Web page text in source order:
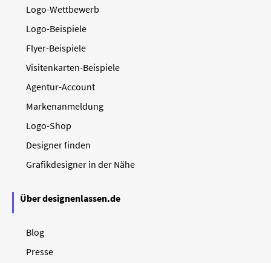
Logo-Wettbewerb
Logo-Beispiele
Flyer-Beispiele
Visitenkarten-Beispiele
Agentur-Account
Markenanmeldung
Logo-Shop
Designer finden
Grafikdesigner in der Nähe
Über designenlassen.de
Blog
Presse